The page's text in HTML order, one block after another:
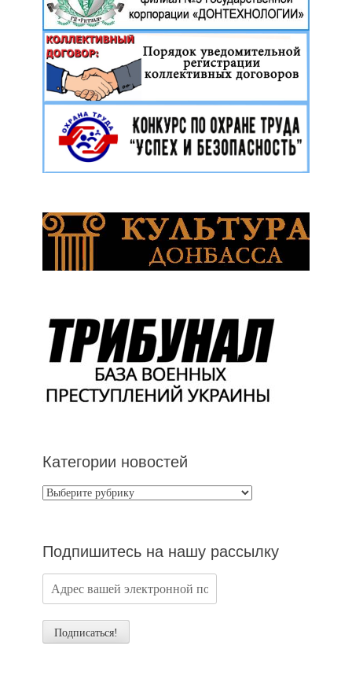
Категории новостей
Категории
Подпишитесь на нашу рассылку